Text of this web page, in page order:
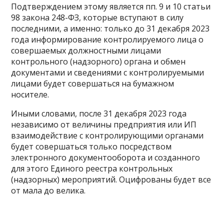
Подтверждением этому является пп. 9 и 10 статьи
98 закона 248-ФЗ, которые вступают в силу
последними, а именно: только до 31 декабря 2023
года информирование контролируемого лица о
совершаемых должностными лицами
контрольного (надзорного) органа и обмен
документами и сведениями с контролируемыми
лицами будет совершаться на бумажном
носителе.
Иными словами, после 31 декабря 2023 года
независимо от величины предприятия или ИП
взаимодействие с контролирующими органами
будет совершаться только посредством
электронного документооборота и созданного
для этого Единого реестра контрольных
(надзорных) мероприятий. Оцифрованы будет все
от мала до велика.